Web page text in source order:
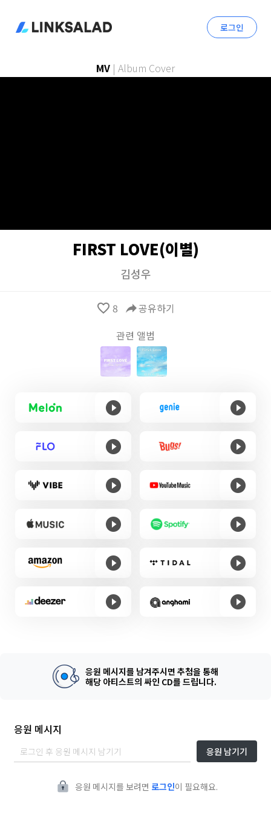
로그인
MV | Album Cover
FIRST LOVE(이별)
김성우
favorite_border 8 reply공유하기
관련 앨범
응원 메시지를 남겨주시면 추첨을 통해
해당 아티스트의 싸인 CD를 드립니다.
응원 메시지
응원 남기기
응원 메시지를 보려면 로그인이 필요해요.